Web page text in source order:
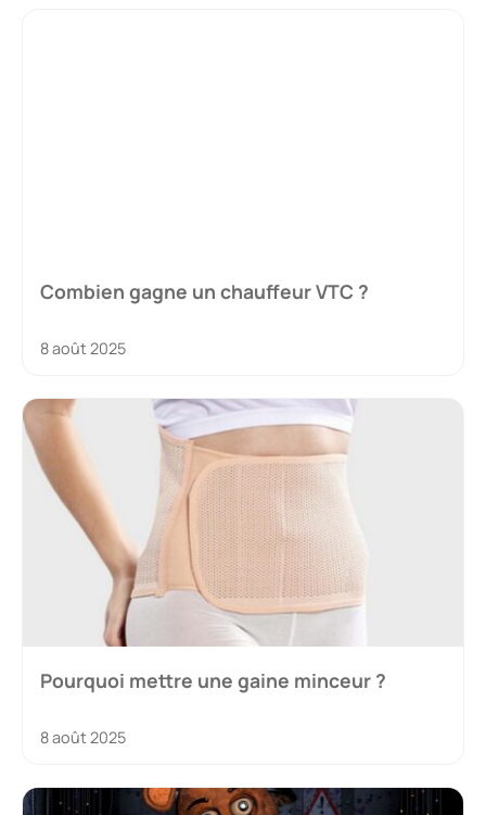
Combien gagne un chauffeur VTC ?
8 août 2025
Pourquoi mettre une gaine minceur ?
8 août 2025